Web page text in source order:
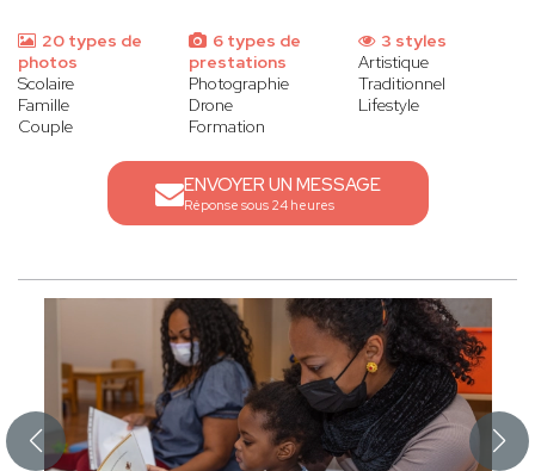
20 types de
photos
Scolaire
Famille
Couple
6 types de
prestations
Photographie
Drone
Formation
3 styles
Artistique
Traditionnel
Lifestyle
ENVOYER UN MESSAGE
Réponse sous 24 heures